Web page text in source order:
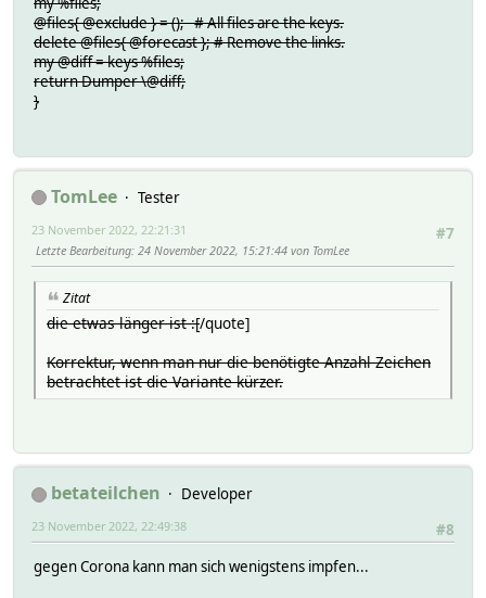
@files{ @exclude } = (); # All files are the keys.
delete @files{ @forecast }; # Remove the links.
my @diff = keys %files;
return Dumper \@diff;
}
TomLee
Tester
#7
23 November 2022, 22:21:31
Letzte Bearbeitung: 24 November 2022, 15:21:44 von TomLee
Zitat
die etwas länger ist :[/quote]
Korrektur, wenn man nur die benötigte Anzahl Zeichen
betrachtet ist die Variante kürzer.
betateilchen
Developer
#8
23 November 2022, 22:49:38
gegen Corona kann man sich wenigstens impfen...